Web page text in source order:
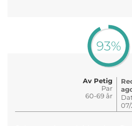
93%
Av Petig
Par
60-69 år